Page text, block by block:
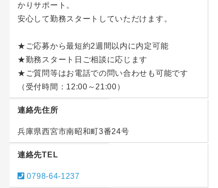
かりサポート。
安心して勤務スタートしていただけます。
★ご応募から最短約2週間以内に内定可能
★勤務スタート日ご相談に応じます
★ご質問等はお電話での問い合わせも可能です
（受付時間：12:00～21:00）
連絡先住所
兵庫県西宮市南昭和町3番24号
連絡先TEL
0798-64-1237